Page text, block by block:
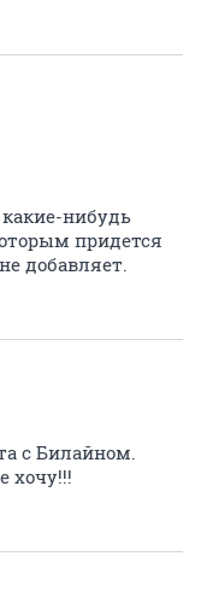
нибудь
придется
добавляет.
с Билайном.
хочу!!!